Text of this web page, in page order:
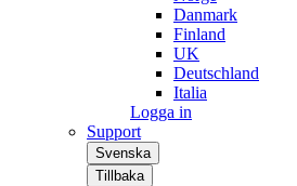
Danmark
Finland
UK
Deutschland
Italia
Logga in
Support
Svenska
Tillbaka